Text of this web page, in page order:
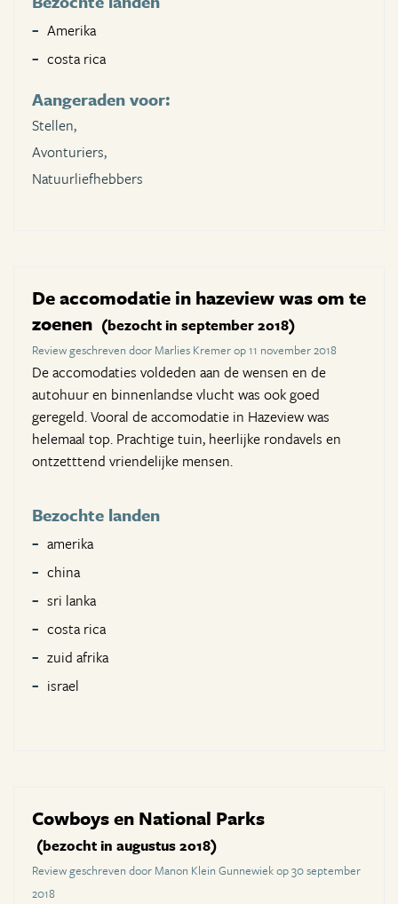
Amerika
costa rica
Aangeraden voor:
Stellen,
Avonturiers,
Natuurliefhebbers
De accomodatie in hazeview was om te
zoenen (bezocht in september 2018)
Review geschreven door Marlies Kremer op 11 november 2018
De accomodaties voldeden aan de wensen en de
autohuur en binnenlandse vlucht was ook goed
geregeld. Vooral de accomodatie in Hazeview was
helemaal top. Prachtige tuin, heerlijke rondavels en
ontzetttend vriendelijke mensen.
Bezochte landen
amerika
china
sri lanka
costa rica
zuid afrika
israel
Cowboys en National Parks
(bezocht in augustus 2018)
Review geschreven door Manon Klein Gunnewiek op 30 september
2018